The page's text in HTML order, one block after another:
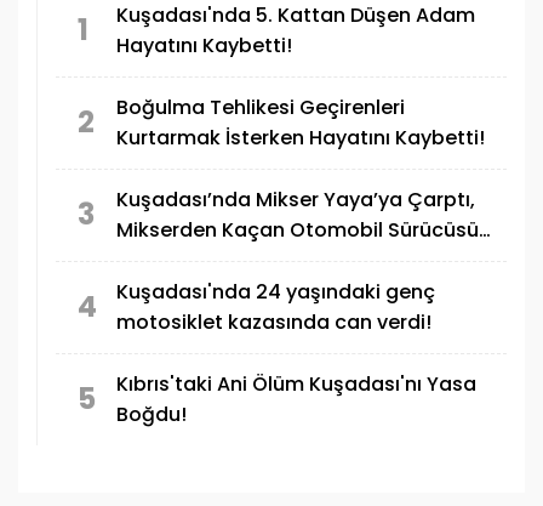
1
Kuşadası'nda 5. Kattan Düşen Adam
Hayatını Kaybetti!
2
Boğulma Tehlikesi Geçirenleri
Kurtarmak İsterken Hayatını Kaybetti!
3
Kuşadası’nda Mikser Yaya’ya Çarptı,
Mikserden Kaçan Otomobil Sürücüsü
4
Kuşadası'nda 24 yaşındaki genç
motosiklet kazasında can verdi!
5
Kıbrıs'taki Ani Ölüm Kuşadası'nı Yasa
Boğdu!